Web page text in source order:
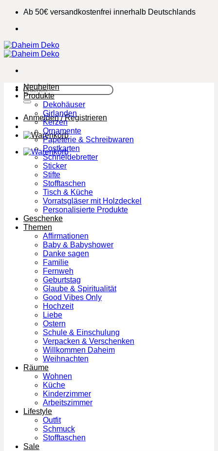
Zum
springen
Ab 50€ versandkostenfrei innerhalb Deutschlands
Suchen
nach:
Anmelden / Registrieren
Neuheiten
Produkte
Dekohäuser
Girlanden
Kerzen
Ornamente
Papeterie & Schreibwaren
Postkarten
Schneidebretter
Sticker
Stifte
Stofftaschen
Tisch & Küche
Vorratsgläser mit Holzdeckel
Personalisierte Produkte
Geschenke
Themen
Affirmationen
Baby & Babyshower
Danke sagen
Familie
Fernweh
Geburtstag
Glaube & Spiritualität
Good Vibes Only
Hochzeit
Liebe
Ostern
Schule & Einschulung
Verpacken & Verschenken
Willkommen Daheim
Weihnachten
Räume
Wohnen
Küche
Kinderzimmer
Arbeitszimmer
Lifestyle
Outfit
Schmuck
Stofftaschen
Sale